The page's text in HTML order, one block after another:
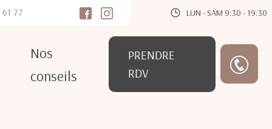
77 LUN - SAM 9:30 - 19:30
Nos
conseils
PRENDRE
RDV